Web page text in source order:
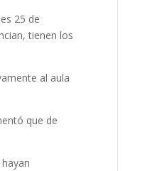
25 de
tienen los
al aula
que de